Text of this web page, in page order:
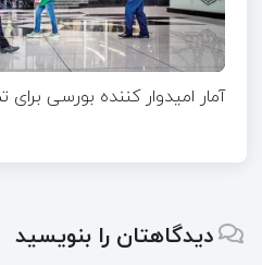
آمار امیدوار کننده بورسی برای
دیدگاهتان را بنویسید